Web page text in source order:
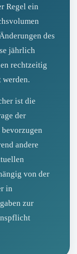
Regel ein
des
jährlich
rechtzeitig
ist die
der
andere
von der
in
zur